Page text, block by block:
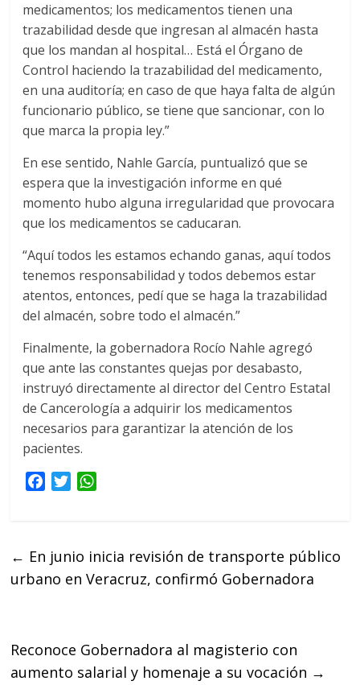
medicamentos; los medicamentos tienen una
trazabilidad desde que ingresan al almacén hasta
que los mandan al hospital… Está el Órgano de
Control haciendo la trazabilidad del medicamento,
en una auditoría; en caso de que haya falta de algún
funcionario público, se tiene que sancionar, con lo
que marca la propia ley.”
En ese sentido, Nahle García, puntualizó que se
espera que la investigación informe en qué
momento hubo alguna irregularidad que provocara
que los medicamentos se caducaran.
“Aquí todos les estamos echando ganas, aquí todos
tenemos responsabilidad y todos debemos estar
atentos, entonces, pedí que se haga la trazabilidad
del almacén, sobre todo el almacén.”
Finalmente, la gobernadora Rocío Nahle agregó
que ante las constantes quejas por desabasto,
instruyó directamente al director del Centro Estatal
de Cancerología a adquirir los medicamentos
necesarios para garantizar la atención de los
pacientes.
b
o
T
t
e
s
A
← En junio inicia revisión de transporte público
urbano en Veracruz, confirmó Gobernadora
Reconoce Gobernadora al magisterio con
aumento salarial y homenaje a su vocación →